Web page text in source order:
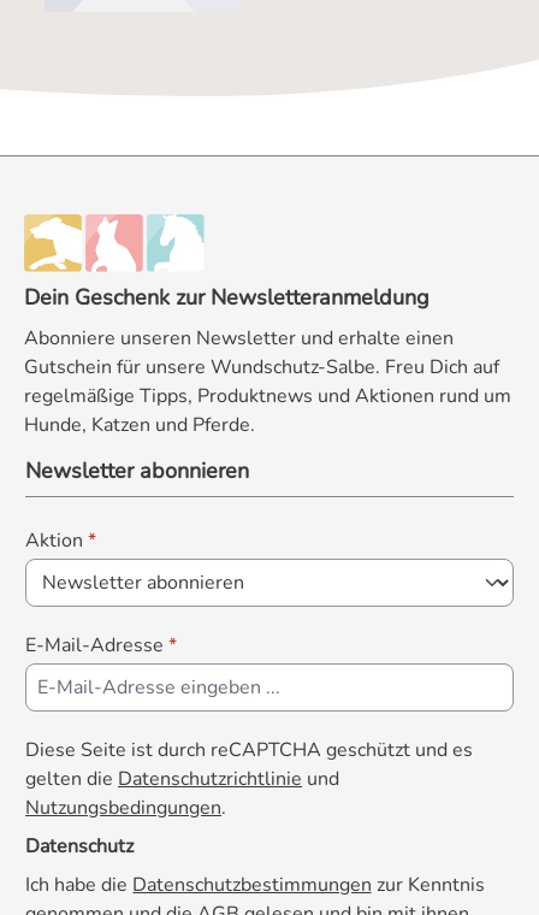
Dein Geschenk zur Newsletteranmeldung
Abonniere unseren Newsletter und erhalte einen
Gutschein für unsere Wundschutz-Salbe. Freu Dich auf
regelmäßige Tipps, Produktnews und Aktionen rund um
Hunde, Katzen und Pferde.
Newsletter abonnieren
Aktion *
E-Mail-Adresse *
Diese Seite ist durch reCAPTCHA geschützt und es
gelten die Datenschutzrichtlinie und
Nutzungsbedingungen.
Datenschutz
Ich habe die Datenschutzbestimmungen zur Kenntnis